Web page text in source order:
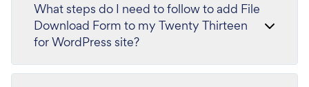
What steps do I need to follow to add File
Download Form to my Twenty Thirteen
for WordPress site?